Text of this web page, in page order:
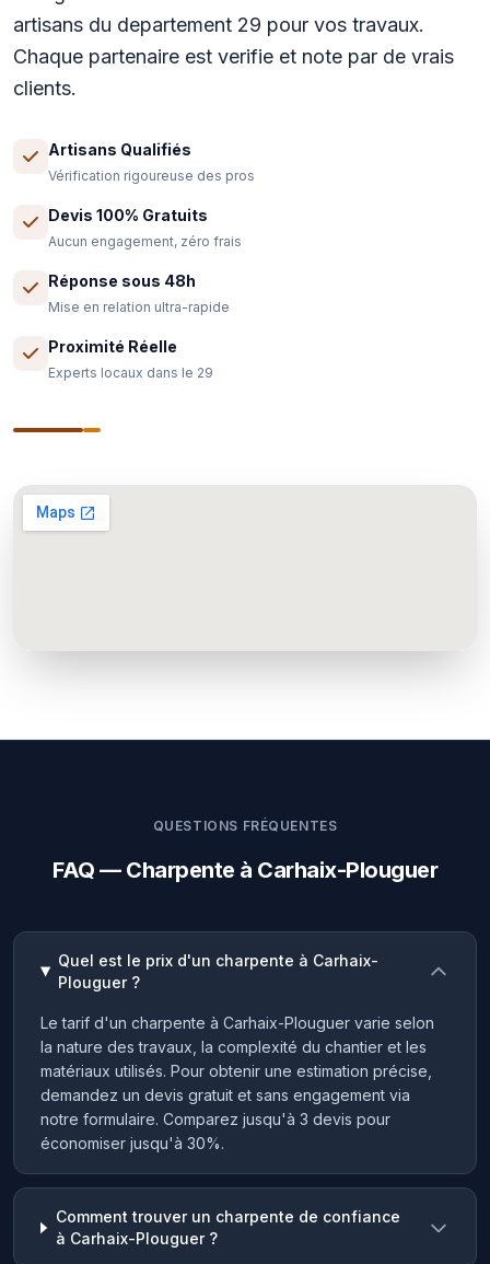
artisans du departement 29 pour vos travaux.
Chaque partenaire est verifie et note par de vrais
clients.
Artisans Qualifiés
Vérification rigoureuse des pros
Devis 100% Gratuits
Aucun engagement, zéro frais
Réponse sous 48h
Mise en relation ultra-rapide
Proximité Réelle
Experts locaux dans le 29
QUESTIONS FRÉQUENTES
FAQ — Charpente à Carhaix-Plouguer
Quel est le prix d'un charpente à Carhaix-
Plouguer ?
Le tarif d'un charpente à Carhaix-Plouguer varie selon
la nature des travaux, la complexité du chantier et les
matériaux utilisés. Pour obtenir une estimation précise,
demandez un devis gratuit et sans engagement via
notre formulaire. Comparez jusqu'à 3 devis pour
économiser jusqu'à 30%.
Comment trouver un charpente de confiance
à Carhaix-Plouguer ?